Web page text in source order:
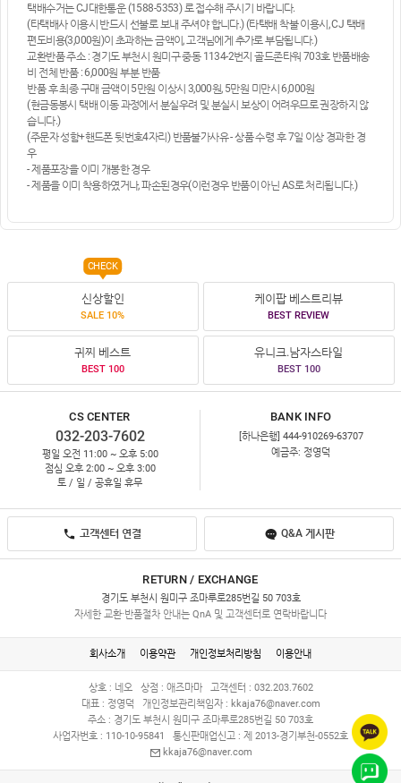
택배수거는 CJ대한통운 (1588-5353) 로 접수해 주시기 바랍니다.
(타택배사 이용시 반드시 선불로 보내 주셔야 합니다.) (타택배 착불 이용시, CJ 택배
편도비용(3,000원)이 초과하는 금액이, 고객님에게 추가로 부담됩니다.)
교환반품 주소 : 경기도 부천시 원미구 중동 1134-2번지 골드존타워 703호 반품배송
비 전체 반품 : 6,000원 부분 반품
반품 후 최종 구매 금액이 5만원 이상시 3,000원, 5만원 미만시 6,000원
(현금동봉시 택배 이동 과정에서 분실우려 및 분실시 보상이 어려우므로 권장하지 않
습니다.)
(주문자 성함+핸드폰 뒷번호4자리) 반품불가사유 - 상품 수령 후 7일 이상 경과한 경
우
- 제품포장을 이미 개봉한 경우
- 제품을 이미 착용하였거나, 파손된경우(이런경우 반품이 아닌 AS로 처리됩니다.)
신상할인
SALE 10%
CHECK
케이팝 베스트리뷰
BEST REVIEW
귀찌 베스트
BEST 100
유니크.남자스타일
BEST 100
CS CENTER
032-203-7602
평일 오전 11:00 ~ 오후 5:00
점심 오후 2:00 ~ 오후 3:00
토 / 일 / 공휴일 휴무
BANK INFO
[하나은행] 444-910269-63707
예금주: 정영덕
고객센터 연결 Q&A 게시판
RETURN / EXCHANGE
경기도 부천시 원미구 조마루로285번길 50 703호
자세한 교환·반품절차 안내는 QnA 및 고객센터로 연락바랍니다
회사소개 이용약관 개인정보처리방침 이용안내
상호 : 네오 상점 : 애즈마마
고객센터 : 032.203.7602
대표 : 정영덕
개인정보관리책임자 : kkaja76@naver.com
주소 : 경기도 부천시 원미구 조마루로285번길 50 703호
사업자번호 : 110-10-95841
통신판매업신고 : 제 2013-경기부천-0552호
kkaja76@naver.com